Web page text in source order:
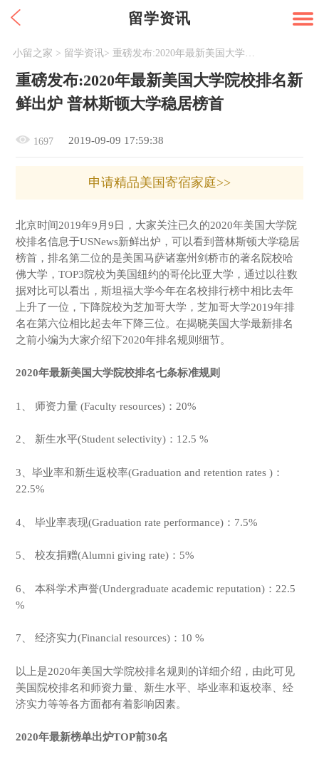
留学资讯
小留之家 > 留学资讯>
重磅发布:2020年最新美国大学院校排名新
鲜出炉 普林斯顿大学稳居榜首
1697 2019-09-09 17:59:38
申请精品美国寄宿家庭>>
北京时间2019年9月9日，大家关注已久的2020年美国大学院
校排名信息于USNews新鲜出炉，可以看到普林斯顿大学稳居
榜首，排名第二位的是美国马萨诸塞州剑桥市的著名院校哈
佛大学，TOP3院校为美国纽约的哥伦比亚大学，通过以往数
据对比可以看出，斯坦福大学今年在名校排行榜中相比去年
上升了一位，下降院校为芝加哥大学，芝加哥大学2019年排
名在第六位相比起去年下降三位。在揭晓美国大学最新排名
之前小编为大家介绍下2020年排名规则细节。
2020年最新美国大学院校排名七条标准规则
1、 师资力量 (Faculty resources)：20%
2、 新生水平(Student selectivity)：12.5 %
3、毕业率和新生返校率(Graduation and retention rates )：
22.5%
4、 毕业率表现(Graduation rate performance)：7.5%
5、 校友捐赠(Alumni giving rate)：5%
6、 本科学术声誉(Undergraduate academic reputation)：22.5
%
7、 经济实力(Financial resources)：10 %
以上是2020年美国大学院校排名规则的详细介绍，由此可见
美国院校排名和师资力量、新生水平、毕业率和返校率、经
济实力等等各方面都有着影响因素。
2020年最新榜单出炉TOP前30名